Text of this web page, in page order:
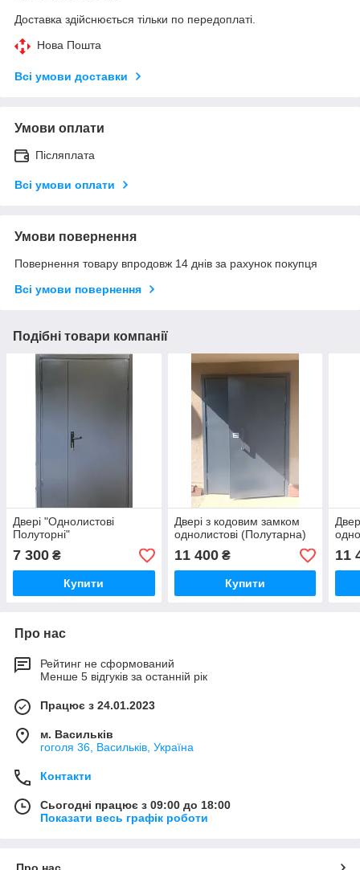
Доставка здійснюється тільки по передоплаті.
Нова Пошта
Всі умови доставки
Умови оплати
Післяплата
Всі умови оплати
Умови повернення
Повернення товару впродовж 14 днів за рахунок покупця
Всі умови повернення
Подібні товари компанії
Двері "Однолистові
Полуторні"
7 300 ₴
Купити
Двері з кодовим замком
однолистові (Полутарна)
11 400₴
Купити
11
Про нас
Рейтинг не сформований
Менше 5 відгуків за останній рік
Працює з 24.01.2023
м. Васильків
гоголя 36, Васильків, Україна
Контакти
Сьогодні працює з 09:00 до 18:00
Показати весь графік роботи